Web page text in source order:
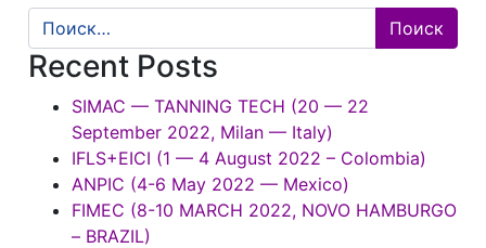
Поиск
по:
Recent Posts
SIMAC — TANNING TECH (20 — 22
September 2022, Milan — Italy)
IFLS+EICI (1 — 4 August 2022 – Colombia)
ANPIC (4-6 May 2022 — Mexico)
FIMEC (8-10 MARCH 2022, NOVO HAMBURGO
– BRAZIL)